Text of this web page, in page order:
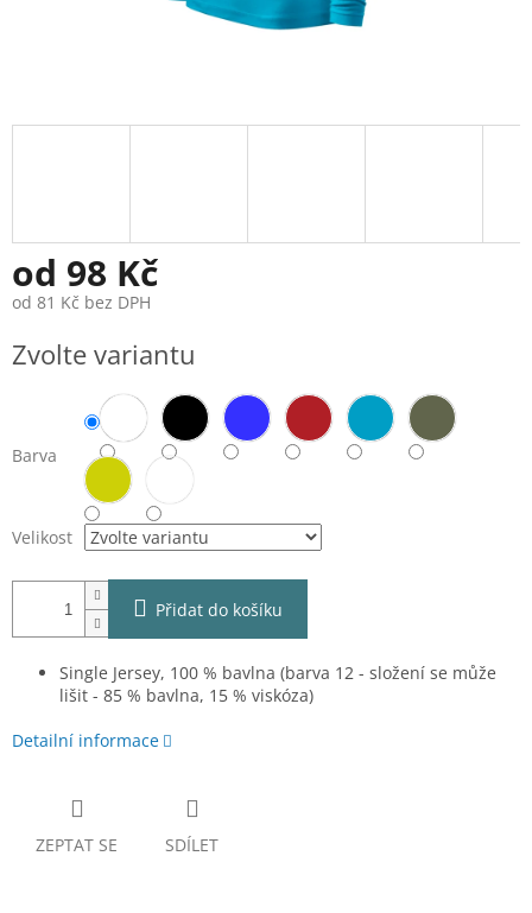
od 98 Kč
od 81 Kč bez DPH
cena:
Zvolte variantu
Barva
Velikost
Přidat do košíku
Single Jersey, 100 % bavlna (barva 12 - složení se může
lišit - 85 % bavlna, 15 % viskóza)
Detailní informace
ZEPTAT SE SDÍLET